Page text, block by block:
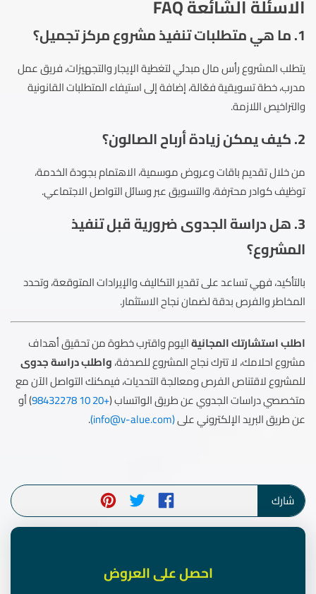
الاسئلة الشائعة FAQ
1. ما هي متطلبات تنفيذ مشروع مركز تجميل؟
يتطلب المشروع رأس مال مبدئي لتغطية الإيجار والتجهيزات، فريق عمل
مدرب، خطة تسويقية فعّالة، إضافة إلى استيفاء المتطلبات القانونية
والتراخيص اللازمة.
2. كيف يمكن زيادة أرباح الصالون؟
من خلال تقديم باقات وعروض موسمية، الاهتمام بجودة الخدمة،
توظيف كوادر محترفة، والتسويق عبر وسائل التواصل الاجتماعي.
3. هل دراسة الجدوى ضرورية قبل تنفيذ
المشروع؟
بالتأكيد، فهي تساعد على تقدير التكاليف والإيرادات المتوقعة، وتحدد
المخاطر والفرص بدقة لضمان نجاح الاستثمار.
اطلب استشارتك المجانيةاليوم واقترب خطوة من تحقيق أهداف
مشروع احلامك، لا تترك نجاح المشروع للصدفة،واطلب دراسة جدوى
للمشروع لاقتناص الفرص ومعالجة التحديات، فيمكنك التواصل الآن مع
متخصصي دراسات الجدوي عن طريق الواتساب (+20 10 98432278
) أو
عن طريق البريد الإلكتروني على(
info@v-alue.com
)
.
شارك
احصل على العروض